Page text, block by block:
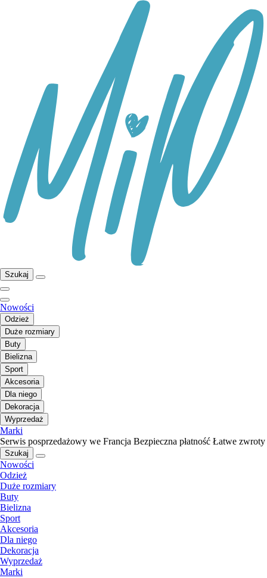
Szukaj
Nowości
Odzież
Duże rozmiary
Buty
Bielizna
Sport
Akcesoria
Dla niego
Dekoracja
Wyprzedaż
Marki
Serwis posprzedażowy we Francja Bezpieczna płatność Łatwe zwroty
Szukaj
Nowości
Odzież
Duże rozmiary
Buty
Bielizna
Sport
Akcesoria
Dla niego
Dekoracja
Wyprzedaż
Marki